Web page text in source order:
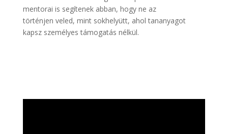
mentorai is segítenek abban, hogy ne az
történjen veled, mint sokhelyütt, ahol tananyagot
kapsz személyes támogatás nélkül.